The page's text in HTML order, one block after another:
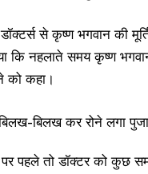
से कृष्ण भगवान की
कि नहलाते समय कृष्ण
को कहा।
पहले तो डॉक्टर को कुछ